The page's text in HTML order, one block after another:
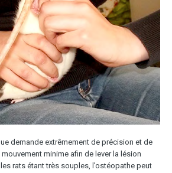
demande extrêmement de précision et de
minime afin de lever la lésion
rats étant très souples, l’ostéopathe peut